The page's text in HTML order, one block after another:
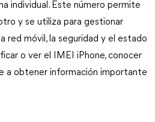
individual. Este número permite
y se utiliza para gestionar
red móvil, la seguridad y el estado
o ver el IMEI iPhone, conocer
a obtener información importante